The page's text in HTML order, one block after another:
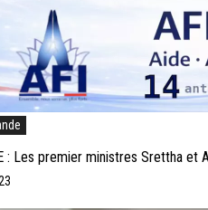
: Les premier ministres Srettha et